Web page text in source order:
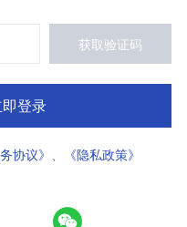
获取验证码
登录
协议》 、 《隐私政策》